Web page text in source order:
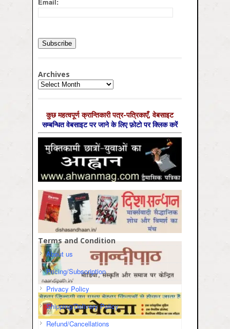
Archives
Archives
कुछ महत्‍वपूर्ण क्रान्तिकारी पत्र-पत्रिकाएँ, वेबसाइट
सम्‍बन्धित वेबसाइट पर जाने के लिए फ़ोटो पर क्लिक करें
Terms and Condition
About us
Pricing/Subscription
Privacy Policy
Shipping/Delivery Policy
Refund/Cancellations